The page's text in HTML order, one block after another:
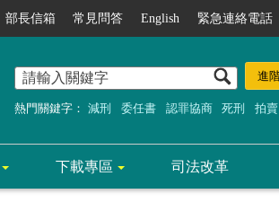
部長信箱 常見問答 English 緊急連絡電話
熱門關鍵字： 減刑 委任書 認罪協商 死刑 拍賣
下載專區 司法改革